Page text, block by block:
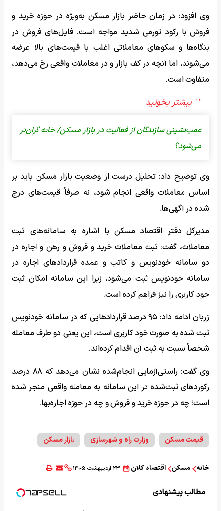
وی افزود: در زمان حاضر بازار مسکن به‌ویژه در حوزه خرید و
فروش با رکود تورمی شدید مواجه است. فایل‌های فروش در
بنگاه‌ها و سکوهای معاملاتی اغلب با قیمت‌های بالا عرضه
می‌شوند، اما آنچه در کف بازار و در معاملات واقعی رخ می‌دهد،
متفاوت است.
عقب‌نشینی سازندگان از فعالیت در بازار مسکن/ خانه‌ گران‌تر
می‌شود؟
وی توضیح داد:‌ تحلیل درست از وضعیت بازار مسکن باید بر
اساس معاملات واقعی انجام شود، نه صرفاً قیمت‌های درج‌
شده در آگهی‌ها.
مدیرکل دفتر اقتصاد مسکن با اشاره به سامانه‌های ثبت
معاملات، گفت: ثبت معاملات خرید و فروش و رهن و اجاره در
دو سامانه خودنویس و کاتب و عمده قراردادهای اجاره در
سامانه خودنویس ثبت می‌شود، زیرا این سامانه امکان ثبت
خود کاربری را نیز فراهم کرده است.
زربان ادامه داد: ۹۵ درصد قراردادهایی که در سامانه خودنویس
ثبت شده به صورت خود کاربری است، این یعنی دو طرف معامله
شخصاً نسبت به ثبت آن اقدام کرده‌اند.
وی گفت:‌ راستی‌آزمایی انجام‌شده نشان می‌دهد که ۸۸ درصد
رکوردهای ثبت‌شده در این سامانه به معامله واقعی منجر شده
است؛ چه در حوزه خرید و فروش و چه در حوزه اجاره‌بها.
قیمت مسکن وزارت راه و شهرسازی بازار مسکن
خانه مسکن اقتصاد کلان ۲۳ اردیبهشت ۱۴۰۵
مطالب پیشنهادی